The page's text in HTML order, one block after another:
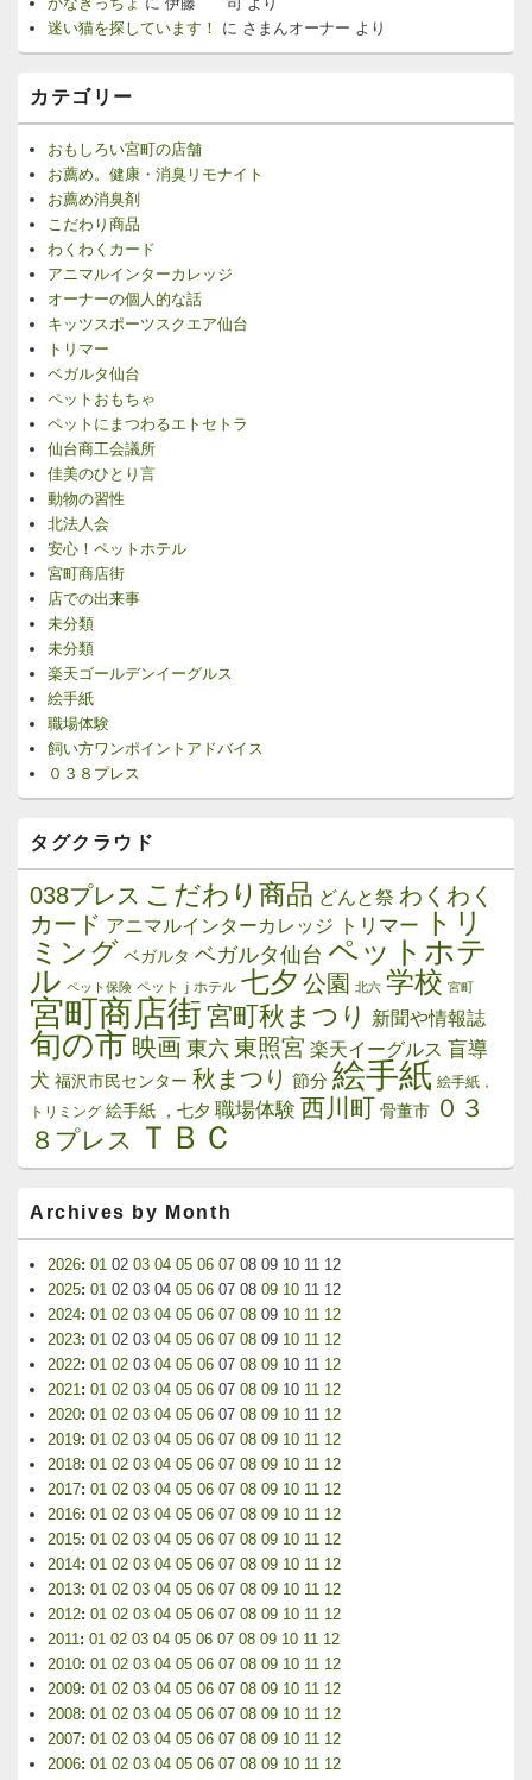
迷い猫を探しています！
に さまんオーナー より
カテゴリー
おもしろい宮町の店舗
お薦め。健康・消臭リモナイト
お薦め消臭剤
こだわり商品
わくわくカード
アニマルインターカレッジ
オーナーの個人的な話
キッツスポーツスクエア仙台
トリマー
ベガルタ仙台
ペットおもちゃ
ペットにまつわるエトセトラ
仙台商工会議所
佳美のひとり言
動物の習性
北法人会
安心！ペットホテル
宮町商店街
店での出来事
未分類
未分類
楽天ゴールデンイーグルス
絵手紙
職場体験
飼い方ワンポイントアドバイス
０３８プレス
タグクラウド
038プレス こだわり商品 どんと祭 わくわく
カード アニマルインターカレッジ トリマー
トリ
ミング ベガルタ ベガルタ仙台 ペットホテ
ル ペット保険 ペットｊホテル 七夕 公園 北六 学校 宮町
宮町商店街 宮町秋まつり 新聞や情報誌
旬の市 映画 東六 東照宮 楽天イーグルス 盲導
犬 福沢市民センター 秋まつり 節分 絵手紙 絵手紙，
トリミング 絵手紙 ，七夕 職場体験 西川町 骨董市 ０３
８プレス
ＴＢＣ
Archives by Month
2026: 01 02 03 04 05 06 07 08 09 10 11 12
2025: 01 02 03 04 05 06 07 08 09 10 11 12
2024: 01 02 03 04 05 06 07 08 09 10 11 12
2023: 01 02 03 04 05 06 07 08 09 10 11 12
2022: 01 02 03 04 05 06 07 08 09 10 11 12
2021 : 01 02 03 04 05 06 07 08 09 10 11 12
2020: 01 02 03 04 05 06 07 08 09 10 11 12
2019: 01 02 03 04 05 06 07 08 09 10 11 12
2018: 01 02 03 04 05 06 07 08 09 10 11 12
2017: 01 02 03 04 05 06 07 08 09 10 11 12
2016: 01 02 03 04 05 06 07 08 09 10 11 12
2015: 01 02 03 04 05 06 07 08 09 10 11 12
2014: 01 02 03 04 05 06 07 08 09 10 11 12
2013: 01 02 03 04 05 06 07 08 09 10 11 12
2012: 01 02 03 04 05 06 07 08 09 10 11 12
2011 : 01 02 03 04 05 06 07 08 09 10 11 12
2010: 01 02 03 04 05 06 07 08 09 10 11 12
2009: 01 02 03 04 05 06 07 08 09 10 11 12
2008: 01 02 03 04 05 06 07 08 09 10 11 12
2007: 01 02 03 04 05 06 07 08 09 10 11 12
2006: 01 02 03 04 05 06 07 08 09 10 11 12